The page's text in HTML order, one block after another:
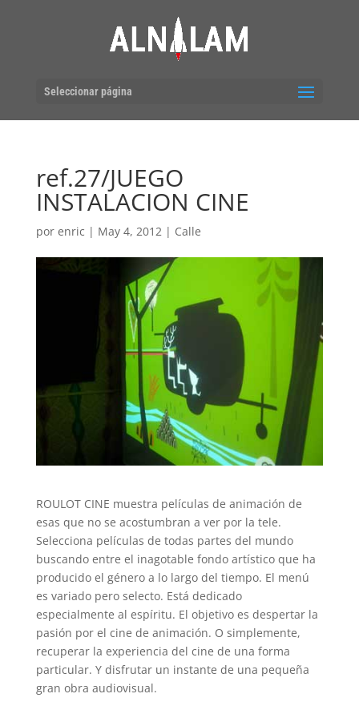
Seleccionar página
ref.27/JUEGO
INSTALACION CINE
por enric | May 4, 2012| Calle
ROULOT CINE muestra películas de animación de
esas que no se acostumbran a ver por la tele.
Selecciona películas de todas partes del mundo
buscando entre el inagotable fondo artístico que ha
producido el género a lo largo del tiempo. El menú
es variado pero selecto. Está dedicado
especialmente al espíritu. El objetivo es despertar la
pasión por el cine de animación. O simplemente,
recuperar la experiencia del cine de una forma
particular. Y disfrutar un instante de una pequeña
gran obra audiovisual.